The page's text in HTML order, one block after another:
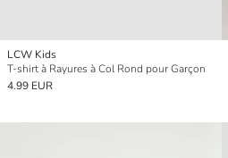
LCW Kids
T-shirt à Rayures à Col Rond pour Garçon
4.99 EUR